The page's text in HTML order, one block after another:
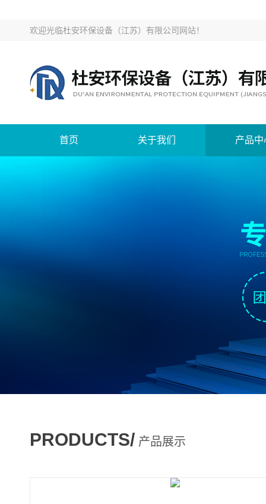
欢迎光临杜安环保设备（江苏）有限公司网站！
首页 关于我们 产品中
PRODUCTS/ 产品展示